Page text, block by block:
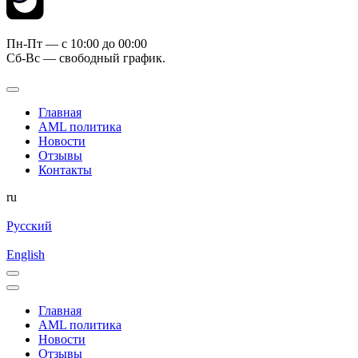
Пн-Пт — c 10:00 до 00:00
Сб-Вс — свободный график.
Главная
AML политика
Новости
Отзывы
Контакты
ru
Русский
English
Главная
AML политика
Новости
Отзывы